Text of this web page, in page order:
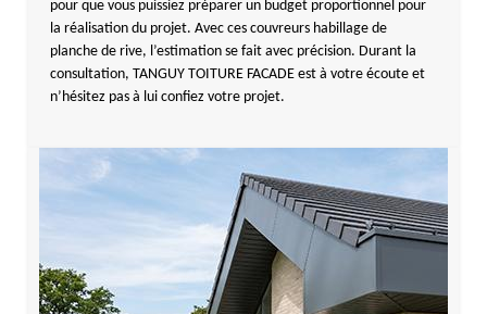
pour que vous puissiez préparer un budget proportionnel pour
la réalisation du projet. Avec ces couvreurs habillage de
planche de rive, l’estimation se fait avec précision. Durant la
consultation, TANGUY TOITURE FACADE est à votre écoute et
n’hésitez pas à lui confiez votre projet.